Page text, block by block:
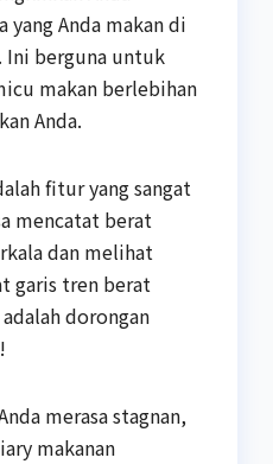
Anda makan di
Ini berguna untuk
makan berlebihan
Anda.
fitur yang sangat
mencatat berat
dan melihat
garis tren berat
dorongan
merasa stagnan,
makanan